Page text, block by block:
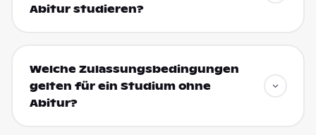
Abitur studieren?
Welche Zulassungsbedingungen
gelten für ein Studium ohne
Abitur?